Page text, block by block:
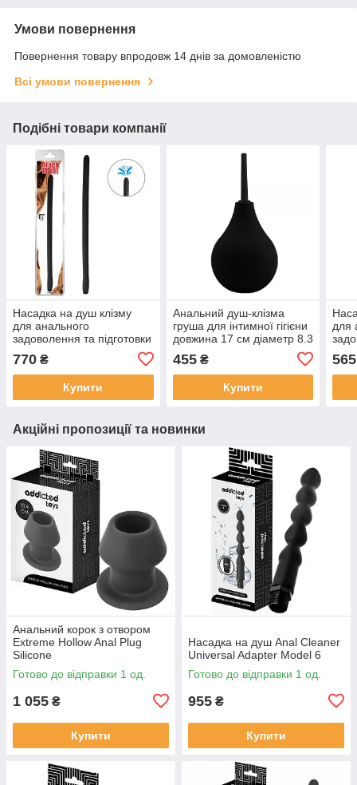
Умови повернення
Повернення товару впродовж 14 днів за домовленістю
Всі умови повернення
Подібні товари компанії
Насадка на душ клізму
для анального
задоволення та підготовки
770 ₴
Купити
Анальний душ-клізма
груша для інтимної гігієни
довжина 17 см діаметр 8.3
455₴
Купити
для
565
Акційні пропозиції та новинки
Анальний корок з отвором
Extreme Hollow Anal Plug
Silicone
Готово до відправки 1 од.
1 055 ₴
Купити
Насадка на душ Anal Cleaner
Universal Adapter Model 6
Готово до відправки 1 од.
955 ₴
Купити